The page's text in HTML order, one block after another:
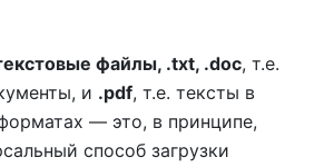
файлы, .txt, .doc, т.е.
и .pdf, т.е. тексты в
— это, в принципе,
способ загрузки